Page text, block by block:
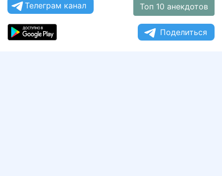
Телеграм канал Топ 10 анекдотов
Поделиться